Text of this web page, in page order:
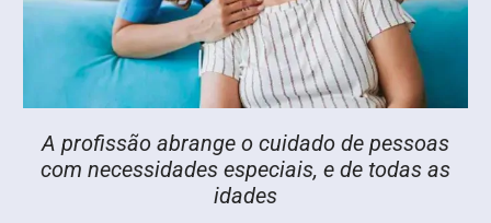
A profissão abrange o cuidado de pessoas
com necessidades especiais, e de todas as
idades